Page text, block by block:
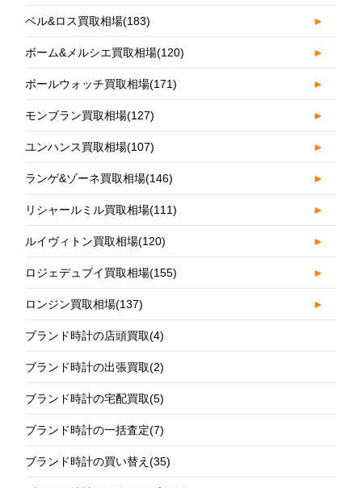
ベル&ロス買取相場(183) ►
ボーム&メルシエ買取相場(120) ►
ボールウォッチ買取相場(171) ►
モンブラン買取相場(127) ►
ユンハンス買取相場(107) ►
ランゲ&ゾーネ買取相場(146) ►
リシャールミル買取相場(111) ►
ルイヴィトン買取相場(120) ►
ロジェデュブイ買取相場(155) ►
ロンジン買取相場(137) ►
ブランド時計の店頭買取(4)
ブランド時計の出張買取(2)
ブランド時計の宅配買取(5)
ブランド時計の一括査定(7)
ブランド時計の買い替え(35)